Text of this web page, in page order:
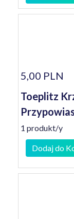
5,00 PLN
Toeplitz
1 produkt/y
Dodaj do